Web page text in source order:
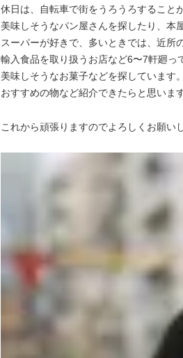
休日は、自転車で街をうろうろすること
美味しそうなパン屋さんを探したり、本
スーパーが好きで、多いときでは、近所
輸入食品を取り扱うお店など6〜7軒廻っ
美味しそうなお菓子などを探しています。
おすすめの物など紹介できたらと思います
これから頑張りますのでよろしくお願い